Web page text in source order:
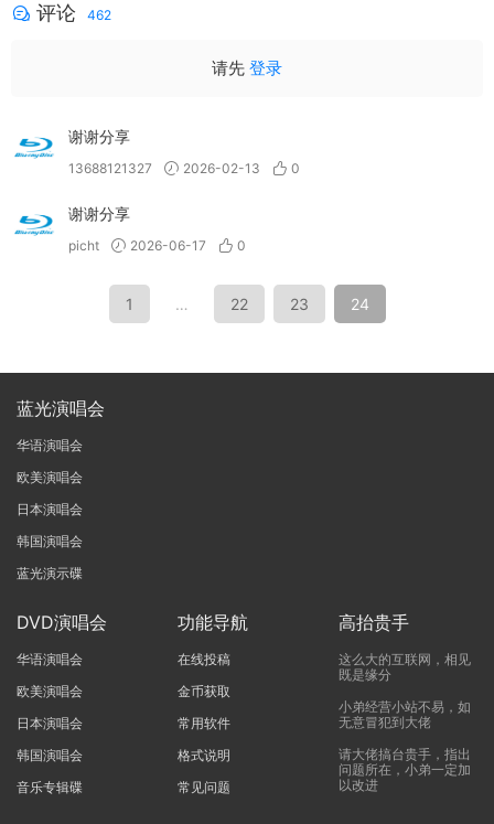
评论 462
请先 登录
谢谢分享
13688121327 2026-02-13 0
谢谢分享
picht 2026-06-17 0
1 … 22 23 24
蓝光演唱会
华语演唱会
欧美演唱会
日本演唱会
韩国演唱会
蓝光演示碟
DVD演唱会
华语演唱会
欧美演唱会
日本演唱会
韩国演唱会
音乐专辑碟
功能导航
在线投稿
金币获取
常用软件
格式说明
常见问题
高抬贵手
这么大的互联网，相见
既是缘分
小弟经营小站不易，如
无意冒犯到大佬
请大佬搞台贵手，指出
问题所在，小弟一定加
以改进